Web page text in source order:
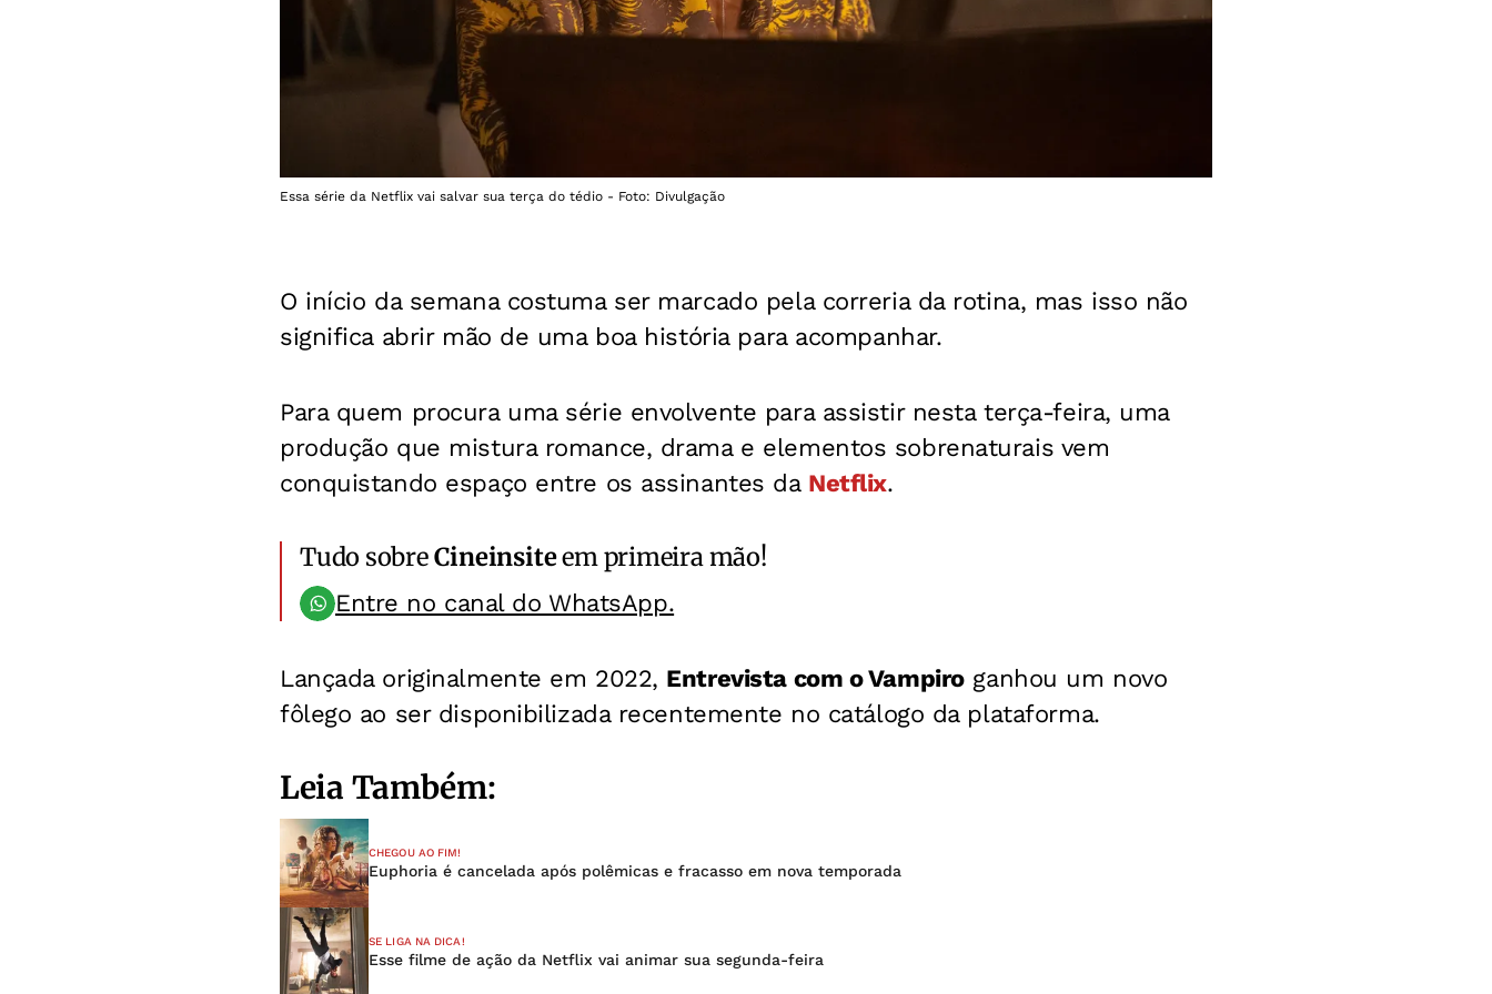
Essa série da Netflix vai salvar sua terça do tédio - Foto: Divulgação
O início da semana costuma ser marcado pela correria da rotina, mas isso não
significa abrir mão de uma boa história para acompanhar.
Para quem procura uma série envolvente para assistir nesta terça-feira, uma
produção que mistura romance, drama e elementos sobrenaturais vem
conquistando espaço entre os assinantes da Netflix.
Tudo sobreCineinsiteem primeira mão!
Entre no canal do WhatsApp.
Lançada originalmente em 2022, Entrevista com o Vampiroganhou um novo
fôlego ao ser disponibilizada recentemente no catálogo da plataforma.
Leia Também:
CHEGOU AO FIM!
Euphoria é cancelada após polêmicas e fracasso em nova temporada
SE LIGA NA DICA!
Esse filme de ação da Netflix vai animar sua segunda-feira